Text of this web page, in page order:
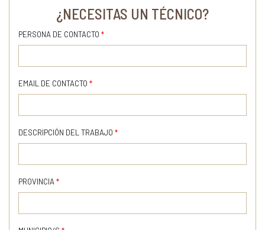
¿NECESITAS UN TÉCNICO?
PERSONA DE CONTACTO *
EMAIL DE CONTACTO *
DESCRIPCIÓN DEL TRABAJO *
PROVINCIA *